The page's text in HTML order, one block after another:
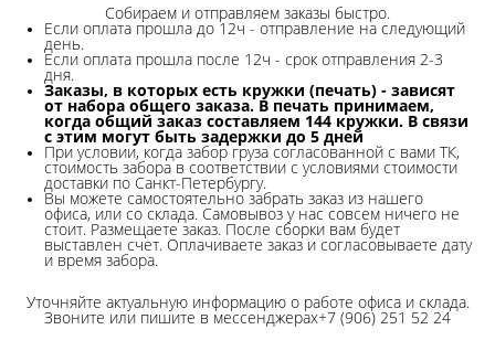
Собираем и отправляем заказы быстро.
Если оплата прошла до 12ч - отправление на следующий
день.
Если оплата прошла после 12ч - срок отправления 2-3
дня.
Заказы, в которых есть кружки (печать) - зависят
от набора общего заказа. В печать принимаем,
когда общий заказ составляем 144 кружки. В связи
с этим могут быть задержки до 5 дней
При условии, когда забор груза согласованной с вами ТК,
стоимость забора в соответствии с условиями стоимости
доставки по Санкт-Петербургу.
Вы можете самостоятельно забрать заказ из нашего
офиса, или со склада. Самовывоз у нас совсем ничего не
стоит. Размещаете заказ. После сборки вам будет
выставлен счет. Оплачиваете заказ и согласовываете дату
и время забора.
Уточняйте актуальную информацию о работе офиса и склада.
Звоните или пишите в мессенджерах+7 (906) 251 52 24